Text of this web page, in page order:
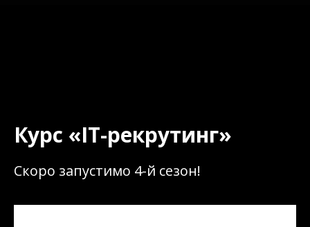
Курс «IT-рекрутинг»
Скоро запустимо 4-й сезон!